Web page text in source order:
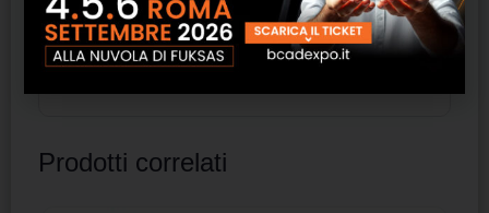
Prodotti correlati